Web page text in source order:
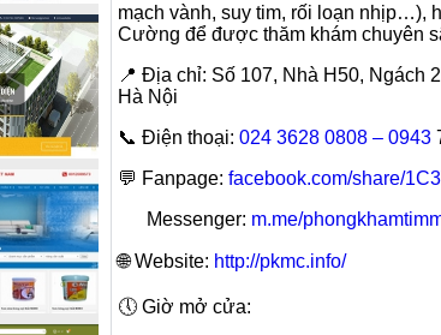
mạch vành, suy tim, rối loạn nhịp…),
Cường để được thăm khám chuyên
📍 Địa chỉ: Số 107, Nhà H50, Ngách
Hà Nội
📞 Điện thoại: 024 3628 0808 – 0943
💬 Fanpage: facebook.com/share/
Messenger: m.me/
🌐 Website: http://pkmc.info/
🕔 Giờ mở cửa: